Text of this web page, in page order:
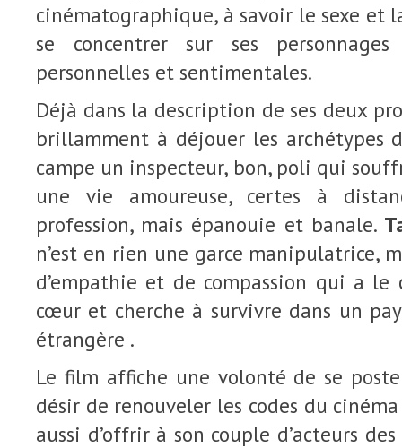
cinématographique, à savoir le sexe et
se concentrer sur ses
personnelles et sentimentales.
Déjà dans la description de ses deux
brillamment à déjouer les archétypes
campe un inspecteur, bon, poli qui
une vie amoureuse, certes à
profession, mais épanouie et banale.
n’est en rien une garce manipulatrice,
d’empathie et de compassion qui a le
cœur et cherche à survivre dans un
étrangère .
Le film affiche une volonté de se
désir de renouveler les codes du
aussi d’offrir à son couple d’acteurs